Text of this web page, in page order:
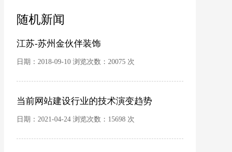
随机新闻
江苏-苏州金伙伴装饰
日期：2018-09-10 浏览次数：20075 次
当前网站建设行业的技术演变趋势
日期：2021-04-24 浏览次数：15698 次